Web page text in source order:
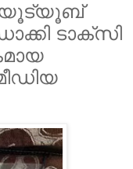
യൂട്യൂബ്
ടാക്‌സി